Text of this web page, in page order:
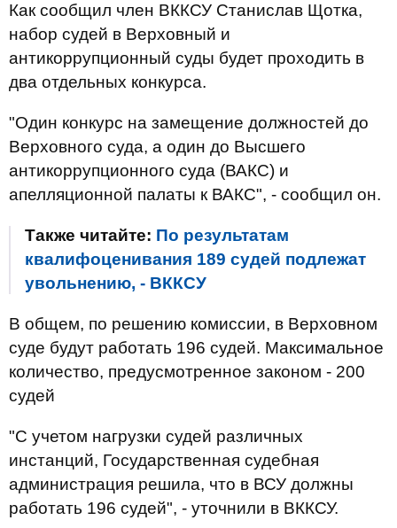
Как сообщил член ВККСУ Станислав Щотка,
набор судей в Верховный и
антикоррупционный суды будет проходить в
два отдельных конкурса.
"Один конкурс на замещение должностей до
Верховного суда, а один до Высшего
антикоррупционного суда (ВАКС) и
апелляционной палаты к ВАКС", - сообщил он.
Также читайте: По результатам
квалифоценивания 189 судей подлежат
увольнению, - ВККСУ
В общем, по решению комиссии, в Верховном
суде будут работать 196 судей. Максимальное
количество, предусмотренное законом - 200
судей
"С учетом нагрузки судей различных
инстанций, Государственная судебная
администрация решила, что в ВСУ должны
работать 196 судей", - уточнили в ВККСУ.